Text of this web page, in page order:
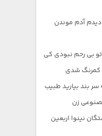
آدم موندن
بی رحم نبودی کی
کمرنگ شدی
بند بیارید طبیب
زن
نینوا اربعین